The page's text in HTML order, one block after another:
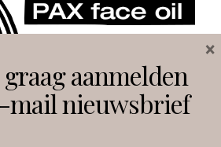
aanmelden
mail nieuwsbrief
×